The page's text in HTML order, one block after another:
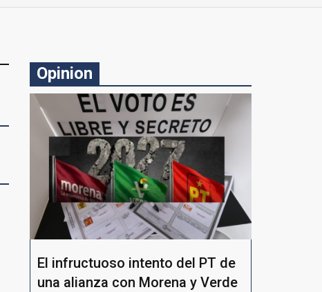
Opinion
El infructuoso intento del PT de
una alianza con Morena y Verde